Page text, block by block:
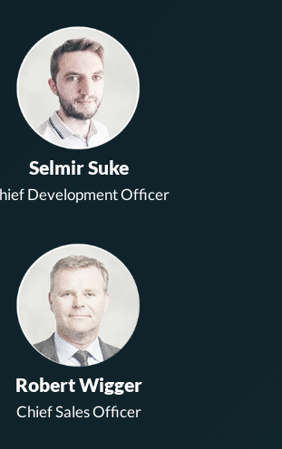
Selmir Suke
Development Officer
Robert Wigger
Chief Sales Officer